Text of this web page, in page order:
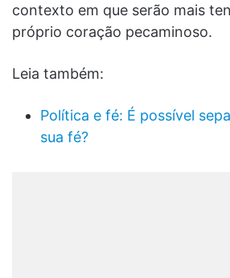
contexto em que serão mais
próprio coração pecaminoso.
Leia também:
Política e fé: É possível
sua fé?